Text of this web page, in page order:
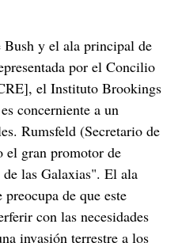
y el ala principal de
por el Concilio
el Instituto Brookings
concerniente a un
Rumsfeld (Secretario de
el gran promotor de
las Galaxias". El ala
de que este
con las necesidades
invasión terrestre a los